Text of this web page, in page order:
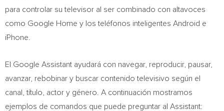
para controlar su televisor al ser combinado con altavoces
como Google Home y los teléfonos inteligentes Android e
iPhone.
El Google Assistant ayudará con navegar, reproducir, pausar,
avanzar, rebobinar y buscar contenido televisivo según el
canal, título, actor y género. A continuación mostramos
ejemplos de comandos que puede preguntar al Assistant: